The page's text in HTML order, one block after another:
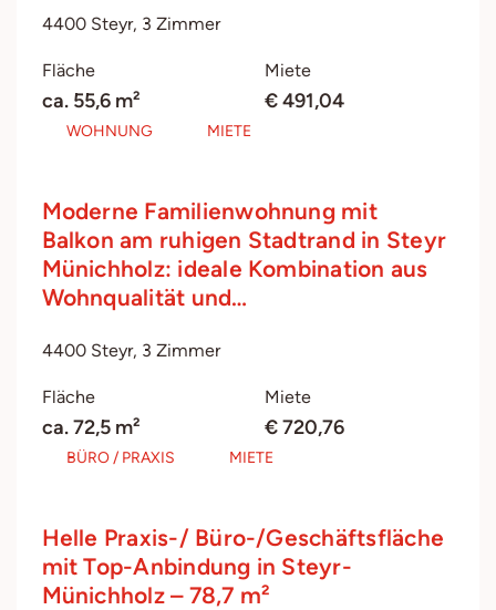
4400 Steyr, 3 Zimmer
Fläche
ca. 55,6 m²
Miete
€ 491,04
WOHNUNG MIETE
Moderne Familienwohnung mit
Balkon am ruhigen Stadtrand in Steyr
Münichholz: ideale Kombination aus
Wohnqualität und…
4400 Steyr, 3 Zimmer
Fläche
ca. 72,5 m²
Miete
€ 720,76
BÜRO / PRAXIS MIETE
Helle Praxis-/ Büro-/Geschäftsfläche
mit Top-Anbindung in Steyr-
Münichholz – 78,7 m²